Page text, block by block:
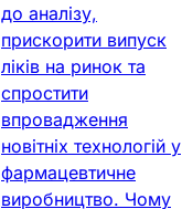
до аналізу,
прискорити випуск
ліків на ринок та
спростити
впровадження
новітніх технологій у
фармацевтичне
виробництво. Чому